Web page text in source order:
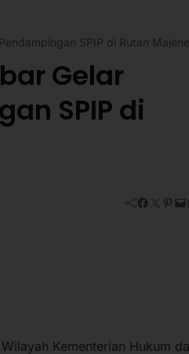
SPIP di Rutan Majene
Gelar
SPIP di
Facebook Twitter Pinterest Mail
Kementerian Hukum